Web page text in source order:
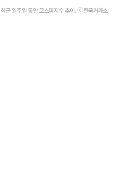
최근 일주일 동안 코스피지수 추이. ⓒ한국거래소